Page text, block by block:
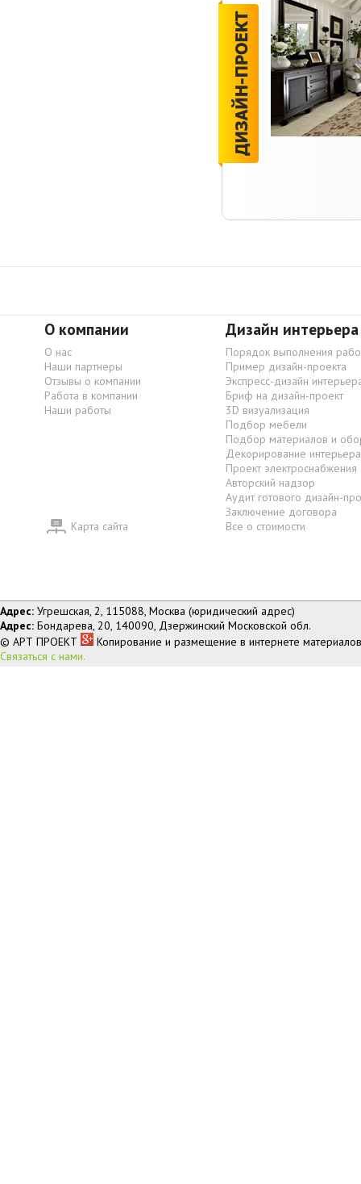
О компании
О нас
Наши партнеры
Отзывы о компании
Работа в компании
Наши работы
Карта сайта
Дизайн интерьера
Порядок выполнения
Пример дизайн-проекта
Экспресс-дизайн
Бриф на дизайн-проект
3D визуализация
Подбор мебели
Подбор материалов и
Декорирование интерьера
Проект электроснабжения
Авторский надзор
Аудит готового дизайн-
Заключение договора
Все о стоимости
Адрес: Угрешская, 2, 115088, Москва (юридический адрес)
Адрес: Бондарева, 20, 140090, Дзержинский Московской обл.
© АРТ ПРОЕКТ
Копирование и размещение в интернете
Связаться с нами.